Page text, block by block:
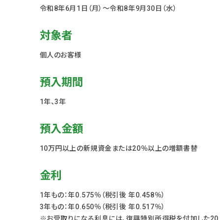
令和8年6月1日（月）～令和8年9月30日（水）
対象者
個人のお客様
預入期間
1年、3年
預入金額
10万円以上の新規資金または20％以上の増額書替
金利
1年もの：年0.575％（税引後 年0.458％）
3年もの：年0.650％（税引後 年0.517％）